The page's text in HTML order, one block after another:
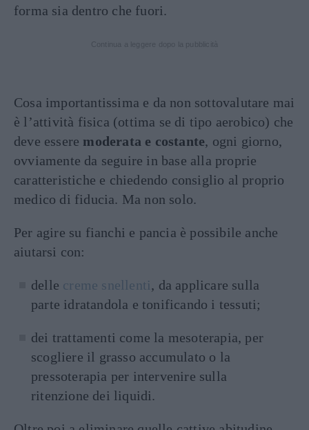
forma sia dentro che fuori.
Cosa importantissima e da non sottovalutare mai
è l’attività fisica (ottima se di tipo aerobico) che
deve essere moderata e costante, ogni giorno,
ovviamente da seguire in base alla proprie
caratteristiche e chiedendo consiglio al proprio
medico di fiducia. Ma non solo.
Per agire su fianchi e pancia è possibile anche
aiutarsi con:
delle creme snellenti, da applicare sulla
parte idratandola e tonificando i tessuti;
dei trattamenti come la mesoterapia, per
scogliere il grasso accumulato o la
pressoterapia per intervenire sulla
ritenzione dei liquidi.